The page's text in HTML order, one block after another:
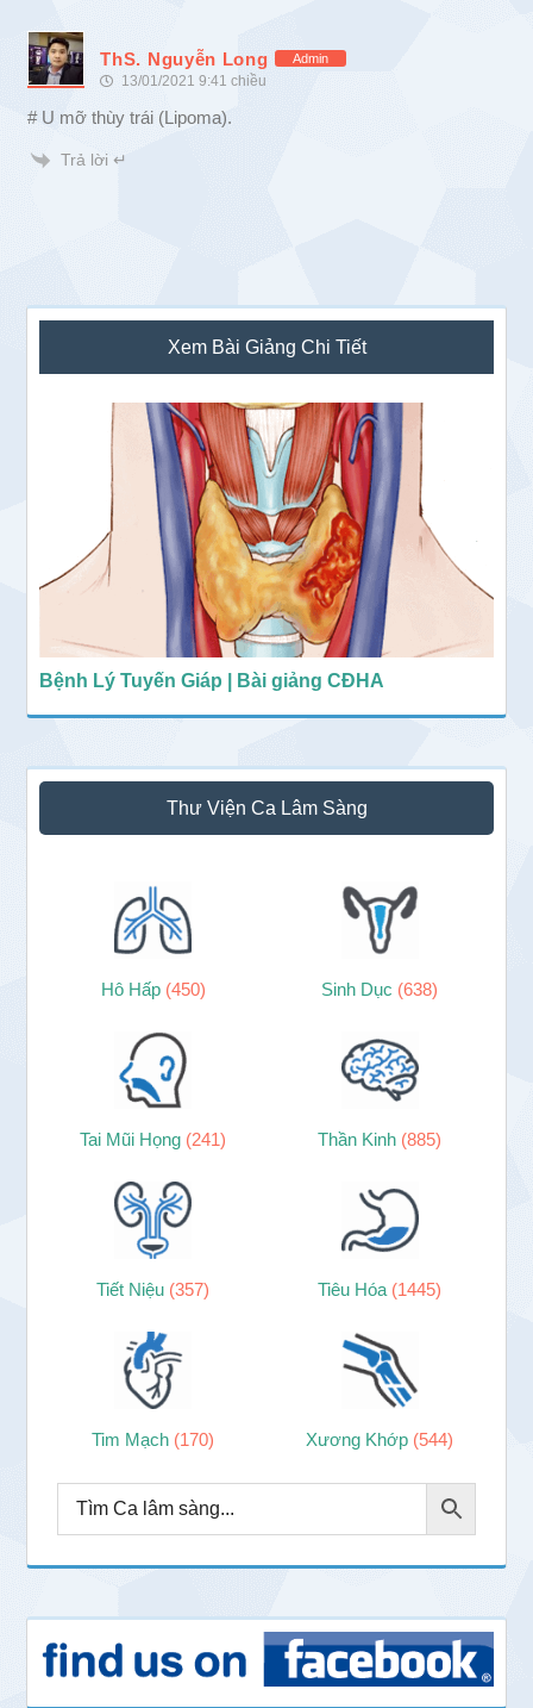
ThS. Nguyễn Long Admin
13/01/2021 9:41 chiều
# U mỡ thùy trái (Lipoma).
Trả lời ↵
Sidebar
chính
Xem Bài Giảng Chi Tiết
Bệnh Lý Tuyến Giáp | Bài giảng CĐHA
Thư Viện Ca Lâm Sàng
Hô Hấp (450) Sinh Dục (638)
Tai Mũi Họng (241) Thần Kinh (885)
Tiết Niệu (357) Tiêu Hóa (1445)
Tim Mạch (170) Xương Khớp (544)